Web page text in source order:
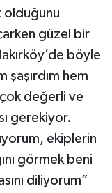
olduğunu
güzel bir
böyle
şaşırdım hem
değerli ve
gerekiyor.
ekiplerin
görmek beni
diliyorum”